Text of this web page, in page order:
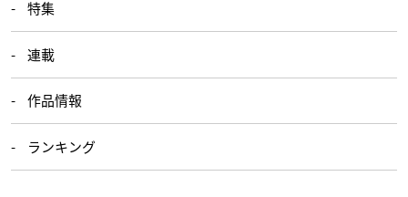
特集
連載
作品情報
ランキング